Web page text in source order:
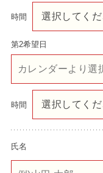
時間
第2希望日
時間
氏名